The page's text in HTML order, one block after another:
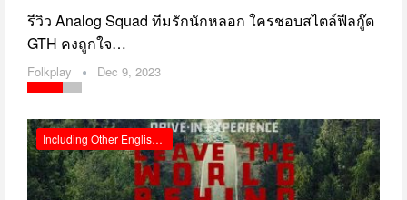
รีวิว Analog Squad ทีมรักนักหลอก ใครชอบสไตล์ฟีลกู๊ด
GTH คงถูกใจ…
Folkplay Dec 9, 2023
Including Other English Reviews